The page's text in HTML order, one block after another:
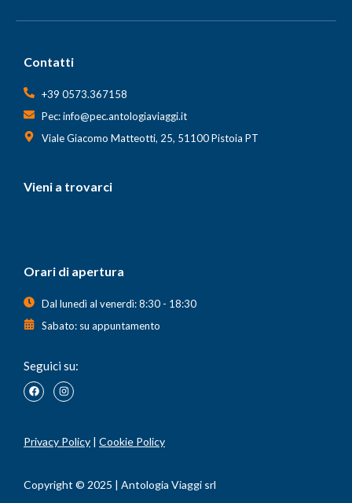
Contatti
+39 0573.367158
Pec: info@pec.antologiaviaggi.it
Viale Giacomo Matteotti, 25, 51100 Pistoia PT
Vieni a trovarci
Orari di apertura
Dal lunedì al venerdì: 8:30 - 18:30
Sabato: su appuntamento
Seguici su:
Copyright © 2025 | Antologia Viaggi srl
Privacy Policy | Cookie Policy